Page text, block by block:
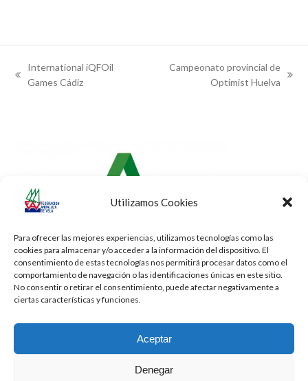
Utilizamos Cookies
Para ofrecer las mejores experiencias, utilizamos tecnologías como las
cookies para almacenar y/o acceder a la información del dispositivo. El
consentimiento de estas tecnologías nos permitirá procesar datos como el
comportamiento de navegación o las identificaciones únicas en este sitio.
No consentir o retirar el consentimiento, puede afectar negativamente a
ciertas características y funciones.
Aceptar
Denegar
previous
International iQFOil
Games Cádiz
Campeonato provincial de
Optimist Huelva